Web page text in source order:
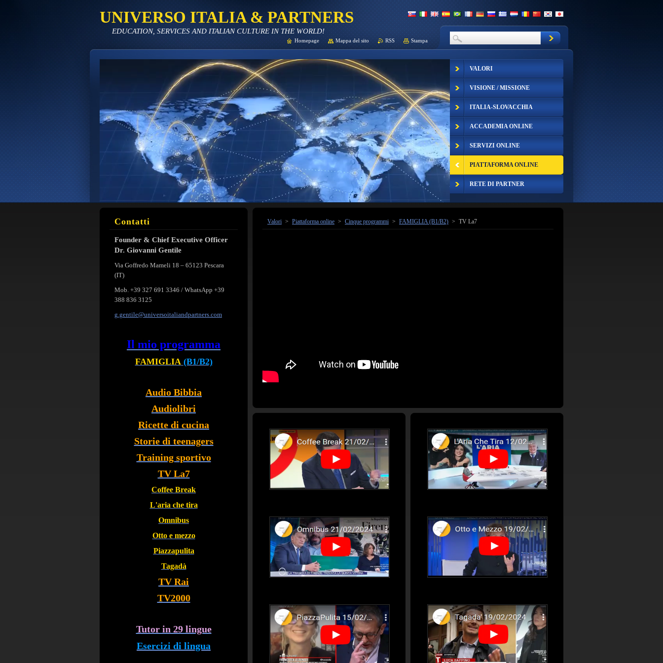
UNIVERSO ITALIA & PARTNERS
EDUCATION, SERVICES AND ITALIAN CULTURE IN THE WORLD!
Valori > Piattaforma online > Cinque programmi > FAMIGLIA (B1/B2) > TV La7
Contatti
Founder & Chief Executive Officer
Dr. Giovanni Gentile
Via Goffredo Mameli 18 – 65123 Pescara
(IT)
Mob. +39 327 691 3346 / WhatsApp +39
388 836 3125
g.gentile@universoitaliandpartners.com
Il mio programma
FAMIGLIA (B1/B2)
Audio Bibbia
Audiolibri
Ricette di cucina
Storie di teenagers
Training sportivo
TV La7
Coffee Break
L'aria che tira
Omnibus
Otto e mezzo
Piazzapulita
Tagadà
TV Rai
TV2000
Tutor in 29 lingue
Esercizi di lingua
VALORI
VISIONE / MISSIONE
ITALIA-SLOVACCHIA
ACCADEMIA ONLINE
SERVIZI ONLINE
PIATTAFORMA ONLINE
RETE DI PARTNER
Homepage Mappa del sito RSS Stampa